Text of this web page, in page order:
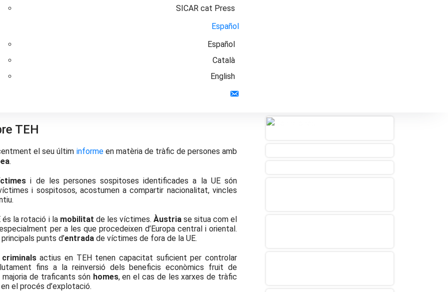
SICAR cat Press
Español
Español
Català
English
Contacto
TEH
el seu últim informeen matèria de tràfic de persones amb
.
i de les persones sospitoses identificades a la UE són
i sospitosos, acostumen a compartir nacionalitat, vincles
és la rotació i la mobilitat de les víctimes. Àustriase situa com el
per a les que procedeixen d’Europa central i oriental.
punts d’entrada de víctimes de fora de la UE.
actius en TEH tenen capacitat suficient per controlar
fins a la reinversió dels beneficis econòmics fruit de
de traficants són homes, en el cas de les xarxes de tràfic
el procés d’explotació.